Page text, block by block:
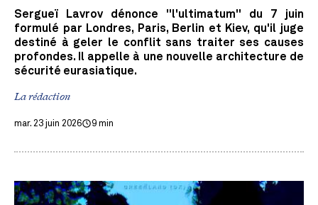
Sergueï Lavrov dénonce "l'ultimatum" du 7 juin
formulé par Londres, Paris, Berlin et Kiev, qu'il juge
destiné à geler le conflit sans traiter ses causes
profondes. Il appelle à une nouvelle architecture de
sécurité eurasiatique.
La rédaction
mar. 23 juin 2026 9 min